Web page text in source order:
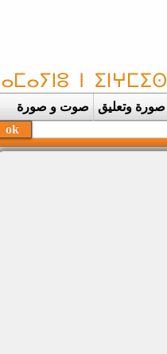
صورة وتعليق صوت و صورة